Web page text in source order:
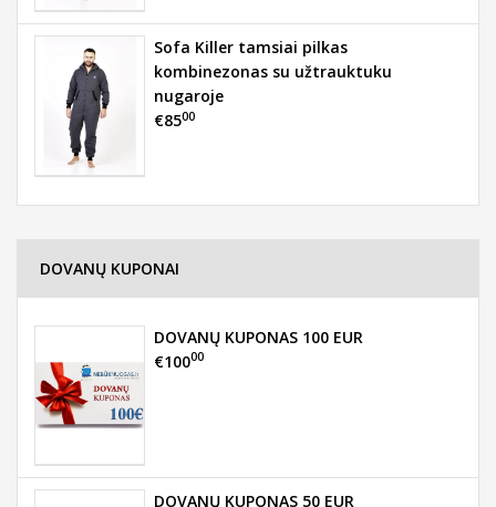
Sofa Killer tamsiai pilkas
kombinezonas su užtrauktuku
nugaroje
€8500
DOVANŲ KUPONAI
DOVANŲ KUPONAS 100 EUR
€10000
DOVANŲ KUPONAS 50 EUR